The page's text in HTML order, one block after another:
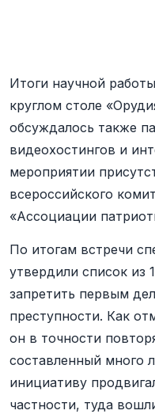
Итоги научной
круглом столе
обсуждалось также
видеохостингов и
мероприятии
всероссийского
«Ассоциации
По итогам встречи
утвердили список из
запретить первым
преступности. Как
он в точности
составленный много
инициативу
частности, туда